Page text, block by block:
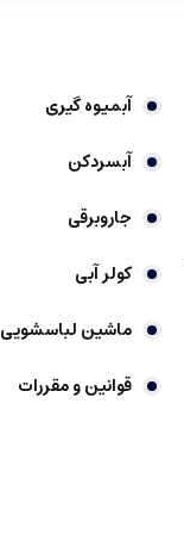
آبمیوه گیری
آبسردکن
جاروبرقی
کولر آبی
ماشین لباسشویی
قوانین و مقررات